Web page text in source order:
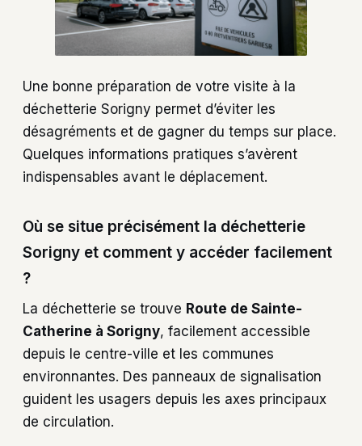
Une bonne préparation de votre visite à la
déchetterie Sorigny permet d’éviter les
désagréments et de gagner du temps sur place.
Quelques informations pratiques s’avèrent
indispensables avant le déplacement.
Où se situe précisément la déchetterie
Sorigny et comment y accéder facilement
?
La déchetterie se trouve Route de Sainte-
Catherine à Sorigny, facilement accessible
depuis le centre-ville et les communes
environnantes. Des panneaux de signalisation
guident les usagers depuis les axes principaux
de circulation.